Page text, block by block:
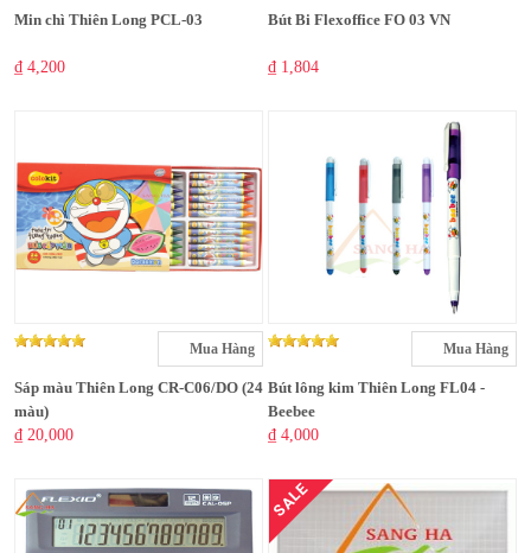
Min chì Thiên Long PCL-03
₫ 4,200
Bút Bi Flexoffice FO 03 VN
₫ 1,804
Mua Hàng
Sáp màu Thiên Long CR-C06/DO (24
màu)
₫ 20,000
Mua Hàng
Bút lông kim Thiên Long FL04 -
Beebee
₫ 4,000
SALE